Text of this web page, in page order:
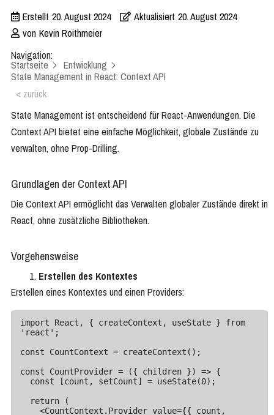
Erstellt 20. August 2024 Aktualisiert 20. August 2024
von Kevin Roithmeier
Navigation:
Startseite
Entwicklung
State Management in React: Context API
< zurück
State Management ist entscheidend für React-Anwendungen. Die
Context API bietet eine einfache Möglichkeit, globale Zustände zu
verwalten, ohne Prop-Drilling.
Grundlagen der Context API
Die Context API ermöglicht das Verwalten globaler Zustände direkt in
React, ohne zusätzliche Bibliotheken.
Vorgehensweise
Erstellen des Kontextes
Erstellen eines Kontextes und einen Providers:
import React, { createContext, useState } from
'react';
const CountContext = createContext();
const CountProvider = ({ children }) => {